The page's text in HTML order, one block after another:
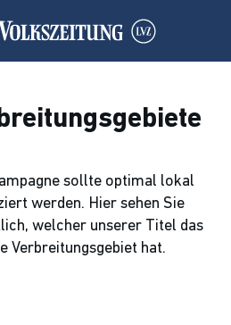
sollte optimal lokal
werden. Hier sehen Sie
welcher unserer Titel das
Verbreitungsgebiet hat.